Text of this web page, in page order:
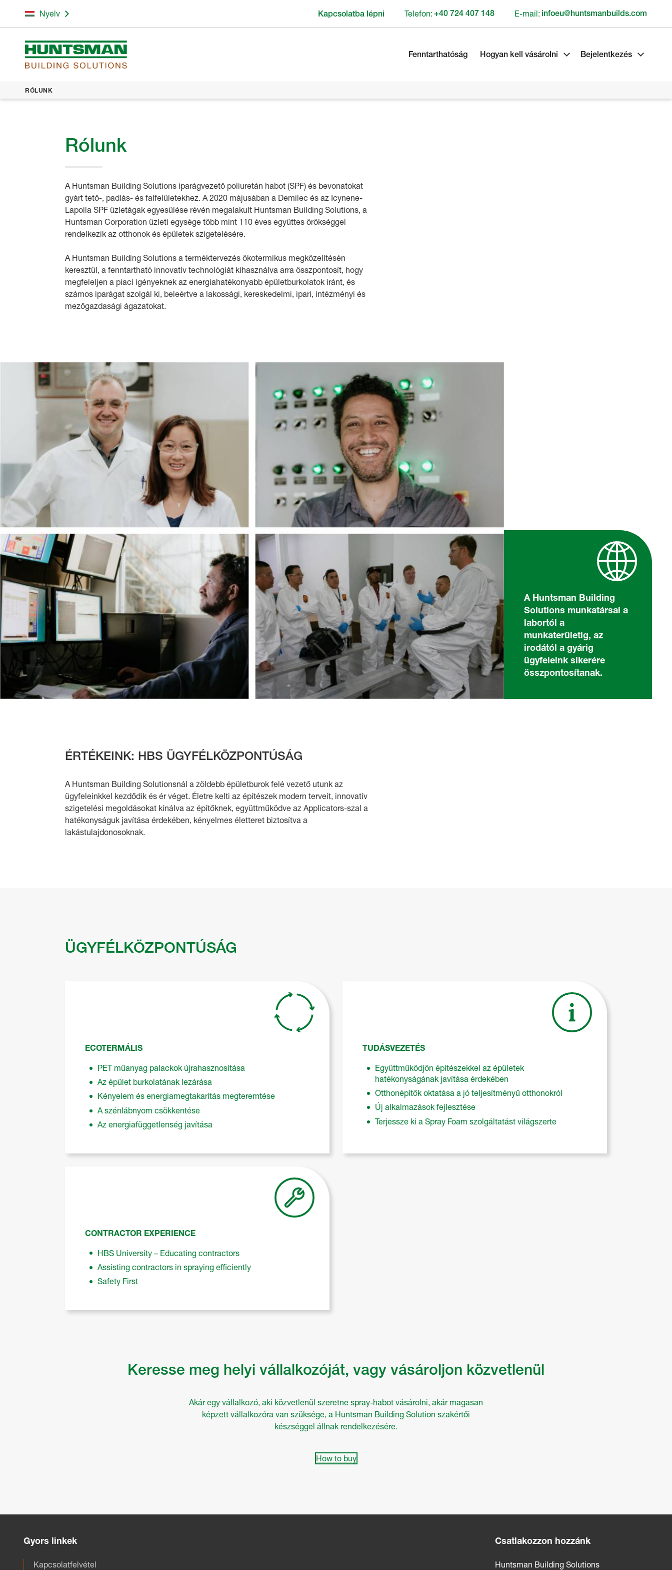
Fenntarthatóság Hogyan kell vásárolni Bejelentkezés
RÓLUNK
Rólunk
A Huntsman Building Solutions iparágvezető poliuretán habot (SPF) és bevonatokat
gyárt tető-, padlás- és falfelületekhez. A 2020 májusában a Demilec és az Icynene-
Lapolla SPF üzletágak egyesülése révén megalakult Huntsman Building Solutions, a
Huntsman Corporation üzleti egysége több mint 110 éves együttes örökséggel
rendelkezik az otthonok és épületek szigetelésére.
A Huntsman Building Solutions a terméktervezés ökotermikus megközelítésén
keresztül, a fenntartható innovatív technológiát kihasználva arra összpontosít, hogy
megfeleljen a piaci igényeknek az energiahatékonyabb épületburkolatok iránt, és
számos iparágat szolgál ki, beleértve a lakossági, kereskedelmi, ipari, intézményi és
mezőgazdasági ágazatokat.
A Huntsman Building
Solutions munkatársai a
labortól a
munkaterületig, az
irodától a gyárig
ügyfeleink sikerére
összpontosítanak.
ÉRTÉKEINK: HBS ÜGYFÉLKÖZPONTÚSÁG
A Huntsman Building Solutionsnál a zöldebb épületburok felé vezető utunk az
ügyfeleinkkel kezdődik és ér véget. Életre kelti az építészek modern terveit, innovatív
szigetelési megoldásokat kínálva az építőknek, együttműködve az Applicators-szal a
hatékonyságuk javítása érdekében, kényelmes életteret biztosítva a
lakástulajdonosoknak.
ÜGYFÉLKÖZPONTÚSÁG
ECOTERMÁLIS
PET műanyag palackok újrahasznosítása
Az épület burkolatának lezárása
Kényelem és energiamegtakarítás megteremtése
A szénlábnyom csökkentése
Az energiafüggetlenség javítása
TUDÁSVEZETÉS
Együttműködjön építészekkel az épületek
hatékonyságának javítása érdekében
Otthonépítők oktatása a jó teljesítményű otthonokról
Új alkalmazások fejlesztése
Terjessze ki a Spray Foam szolgáltatást világszerte
CONTRACTOR EXPERIENCE
HBS University – Educating contractors
Assisting contractors in spraying efficiently
Safety First
Keresse meg helyi vállalkozóját, vagy vásároljon közvetlenül
Akár egy vállalkozó, aki közvetlenül szeretne spray-habot vásárolni, akár magasan
képzett vállalkozóra van szüksége, a Huntsman Building Solution szakértői
készséggel állnak rendelkezésére.
How to buy
Nyelv Kapcsolatba lépni Telefon: +40 724 407 148 E-mail: infoeu@huntsmanbuilds.com
Gyors linkek
Kapcsolatfelvétel
Csatlakozzon hozzánk
Huntsman Building Solutions